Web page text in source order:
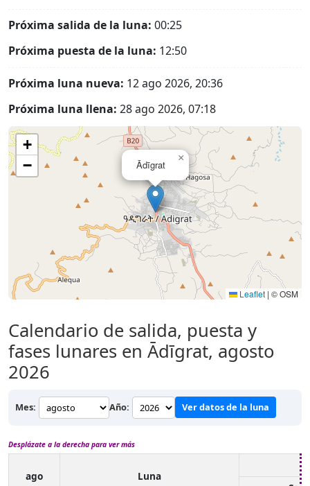
Próxima salida de la luna: 00:25
Próxima puesta de la luna: 12:50
Próxima luna nueva: 12 ago 2026, 20:36
Próxima luna llena: 28 ago 2026, 07:18
Ādīgrat
×
+
−
Leaflet | © OSM
Calendario de salida, puesta y
fases lunares en Ādīgrat, agosto
2026
Mes: Año: Ver datos de la luna
Desplázate a la derecha para ver más
ago
Luna